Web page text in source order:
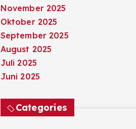
November 2025
Oktober 2025
September 2025
August 2025
Juli 2025
Juni 2025
Categories